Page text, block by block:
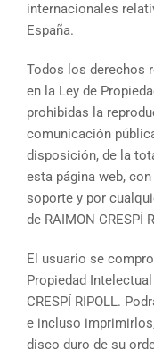
internacionales
España.
Todos los derechos
en la Ley de
prohibidas la
comunicación
disposición, de la
esta página web,
soporte y por
de RAIMON CRESPÍ
El usuario se
Propiedad
CRESPÍ RIPOLL.
e incluso
disco duro de su